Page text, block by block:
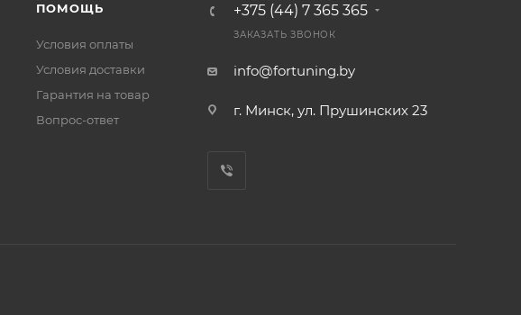
ПОМОЩЬ
Условия оплаты
Условия доставки
Гарантия на товар
Вопрос-ответ
+375 (44) 7 365 365
ЗАКАЗАТЬ ЗВОНОК
info@fortuning.by
г. Минск, ул. Прушинских 23